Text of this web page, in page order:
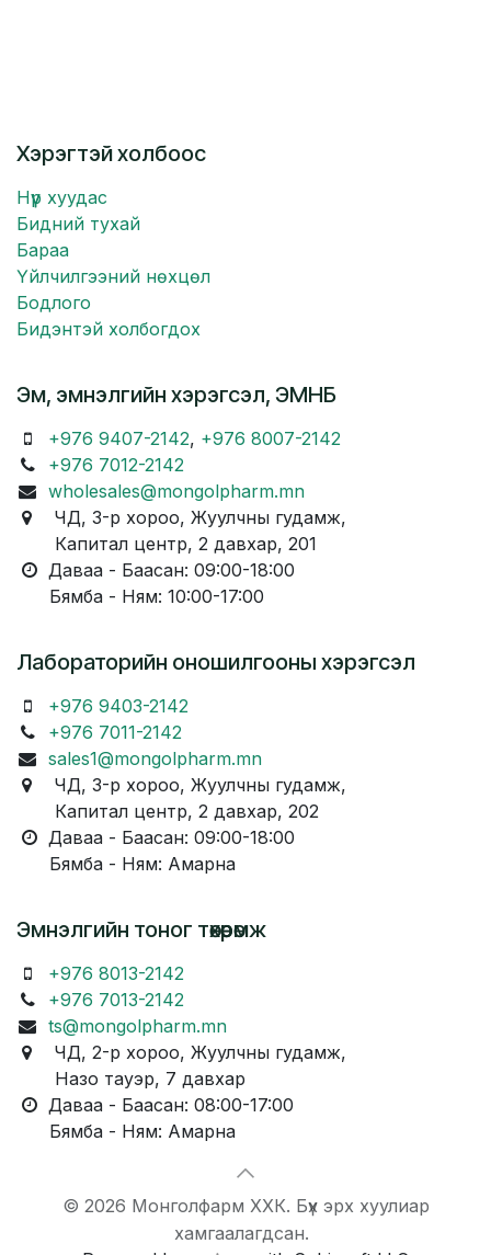
Хэрэгтэй холбоос
Нүүр хуудас
Бидний тухай
Бараа
Үйлчилгээний нөхцөл
Бодлого
Бидэнтэй холбогдох
Эм, эмнэлгийн хэрэгсэл, ЭМНБ
+976 9407-2142, +976 8007-2142
+976 7012-2142
wholesales@mongolpharm.mn
ЧД, 3-р хороо, Жуулчны гудамж,
Капитал центр, 2 давхар, 201
Даваа - Баасан: 09:00-18:00
Бямба - Ням: 10:00-17:00
Лабораторийн оношилгооны хэрэгсэл
+976 9403-2142
+976 7011-2142
sales1@mongolpharm.mn
ЧД, 3-р хороо, Жуулчны гудамж,
Капитал центр, 2 давхар, 202
Даваа - Баасан: 09:00-18:00
Бямба - Ням: Амарна
Эмнэлгийн тоног төхөөрөмж
+976 8013-2142
+976 7013-2142
ts@mongolpharm.mn
ЧД, 2-р хороо, Жуулчны гудамж,
Назо тауэр, 7 давхар
Даваа - Баасан: 08:00-17:00
Бямба - Ням: Амарна
© 2026 Монголфарм ХХК. Бүх эрх хуулиар
хамгаалагдсан.